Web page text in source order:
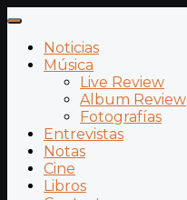
Noticias
Música
Live Review
Album Review
Fotografías
Entrevistas
Notas
Cine
Libros